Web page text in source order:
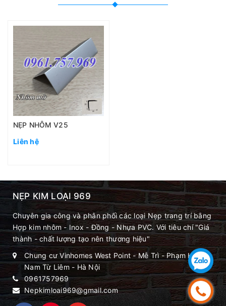
NẸP NHÔM V25
Liên hệ
NẸP KIM LOẠI 969
Chuyên gia công và phân phối các loại Nẹp trang trí bằng
Hợp kim nhôm - Inox - Đồng - Nhựa PVC. Với tiêu chí "Giá
thành - chất lượng tạo nên thương hiệu"
Chung cư Vinhomes West Point - Mễ Trì - Phạm Hùng -
Nam Từ Liêm - Hà Nội
0961757969
Nepkimloai969@gmail.com